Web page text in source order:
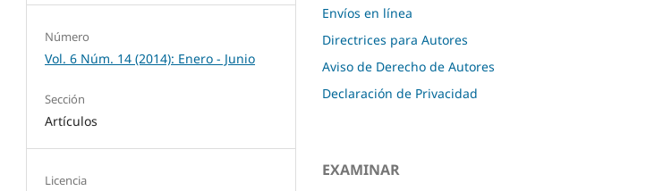
Número
Vol. 6 Núm. 14 (2014): Enero - Junio
Sección
Artículos
Licencia
Envíos en línea
Directrices para Autores
Aviso de Derecho de Autores
Declaración de Privacidad
EXAMINAR